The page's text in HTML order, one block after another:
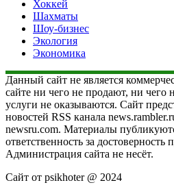
Хоккей
Шахматы
Шоу-бизнес
Экология
Экономика
Данный сайт не является
сайте ни чего не продают, ни чего
услуги не оказываются. Сайт
новостей RSS канала
newsru.com. Материалы
ответственность за
Администрация сайта не несёт.
Сайт от psikhoter @ 2024